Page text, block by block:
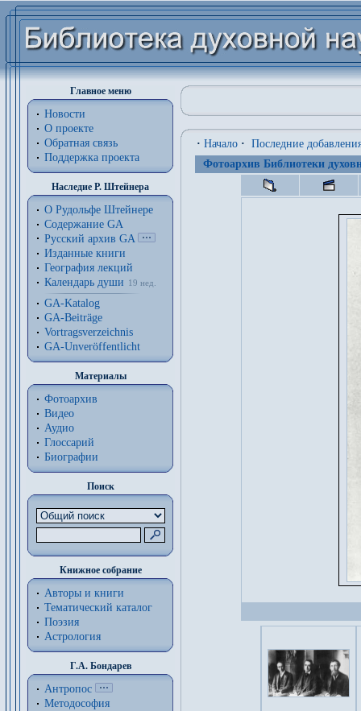
Главное меню
Новости
О проекте
Обратная связь
Поддержка проекта
Наследие Р. Штейнера
О Рудольфе Штейнере
Содержание GA
Русский архив GA
Изданные книги
География лекций
Календарь души
19 нед.
GA-Katalog
GA-Beiträge
Vortragsverzeichnis
GA-Unveröffentlicht
Материалы
Фотоархив
Видео
Аудио
Глоссарий
Биографии
Поиск
Книжное собрание
Авторы и книги
Тематический каталог
Поэзия
Астрология
Г.А. Бондарев
Антропос
Методософия
· Начало · Последние
Фотоархив Библиотеки